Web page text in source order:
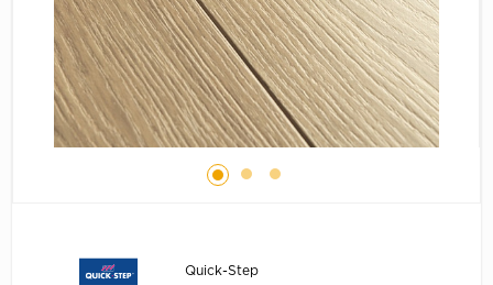
Коричневый
Страна
Австрия
Бельгия
Quick-Step